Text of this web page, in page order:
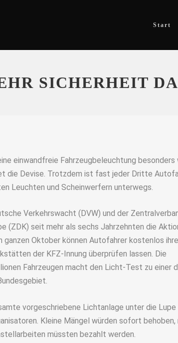
Start
SICHERHEIT
einwandfreie Fahrzeugbeleuchtung besonders
die Devise. Trotzdem ist fast jeder Dritte
Leuchten und Scheinwerfern unterwegs.
Verkehrswacht (DVW) und der
(ZDK) seit mehr als sechs Jahrzehnten die
ganzen Oktober können Autofahrer kostenlos ihre
der KFZ-Innung überprüfen lassen. Die
Fahrzeugen macht den Licht-Test zu einer
vorgeschriebene Lichtanlage unter die Lupe
Kleine Mängel würden sofort behoben,
müssten bezahlt werden.